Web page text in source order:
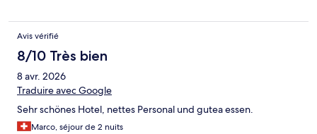
Avis vérifié
8/10 Très bien
8 avr. 2026
Traduire avec Google
Sehr schönes Hotel, nettes Personal und gutea essen.
Marco, séjour de 2 nuits